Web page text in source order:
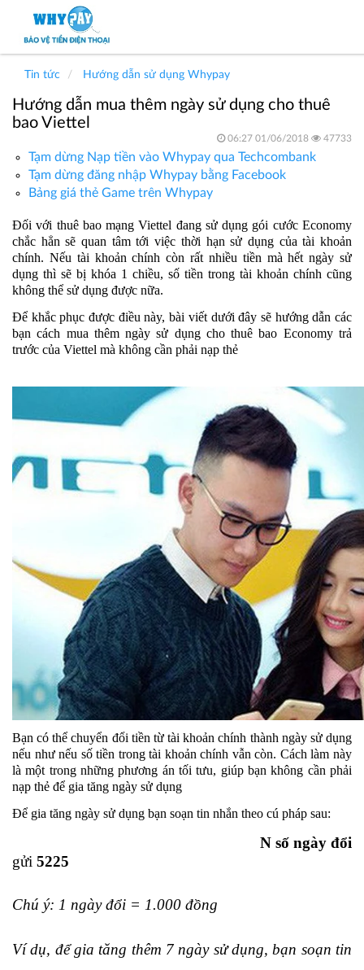
Tin tức Hướng dẫn sử dụng Whypay
Hướng dẫn mua thêm ngày sử dụng cho thuê
bao Viettel
06:27 01/06/2018 47733
Tạm dừng Nạp tiền vào Whypay qua Techcombank
Tạm dừng đăng nhập Whypay bằng Facebook
Bảng giá thẻ Game trên Whypay
Đối với thuê bao mạng Viettel đang sử dụng gói cước Economy
chắc hẳn sẽ quan tâm tới việc thời hạn sử dụng của tài khoản
chính. Nếu tài khoản chính còn rất nhiều tiền mà hết ngày sử
dụng thì sẽ bị khóa 1 chiều, số tiền trong tài khoản chính cũng
không thể sử dụng được nữa.
Để khắc phục được điều này, bài viết dưới đây sẽ hướng dẫn các
bạn cách mua thêm ngày sử dụng cho thuê bao Economy trả
trước của Viettel mà không cần phải nạp thẻ
Bạn có thể chuyển đổi tiền từ tài khoản chính thành ngày sử dụng
nếu như nếu số tiền trong tài khoản chính vẫn còn. Cách làm này
là một trong những phương án tối tưu, giúp bạn không cần phải
nạp thẻ để gia tăng ngày sử dụng
Để gia tăng ngày sử dụng bạn soạn tin nhắn theo cú pháp sau:
N số ngày đổi
gửi 5225
Chú ý: 1 ngày đổi = 1.000 đồng
Ví dụ, để gia tăng thêm 7 ngày sử dụng, bạn soạn tin